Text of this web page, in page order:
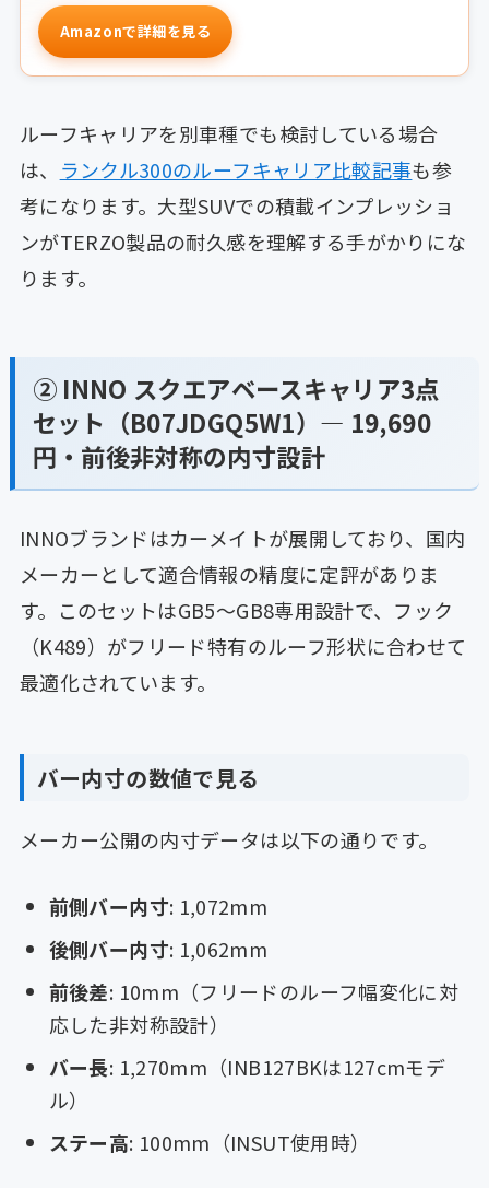
Amazonで詳細を見る
ルーフキャリアを別車種でも検討している場合
は、 ランクル300のルーフキャリア比較記事も参
考になります。大型SUVでの積載インプレッショ
ンがTERZO製品の耐久感を理解する手がかりにな
ります。
② INNO スクエアベースキャリア3点
セット（B07JDGQ5W1）— 19,690
円・前後非対称の内寸設計
INNOブランドはカーメイトが展開しており、国内
メーカーとして適合情報の精度に定評がありま
す。このセットはGB5〜GB8専用設計で、フック
（K489）がフリード特有のルーフ形状に合わせて
最適化されています。
バー内寸の数値で見る
メーカー公開の内寸データは以下の通りです。
前側バー内寸: 1,072mm
後側バー内寸: 1,062mm
前後差: 10mm（フリードのルーフ幅変化に対
応した非対称設計）
バー長: 1,270mm（INB127BKは127cmモデ
ル）
ステー高: 100mm（INSUT使用時）